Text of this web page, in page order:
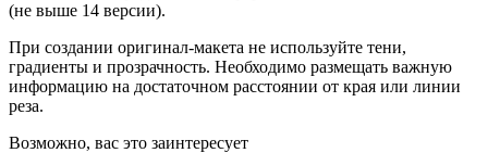
(не выше 14 версии).
При создании оригинал-макета не используйте тени,
градиенты и прозрачность. Необходимо размещать важную
информацию на достаточном расстоянии от края или линии
реза.
Возможно, вас это заинтересует